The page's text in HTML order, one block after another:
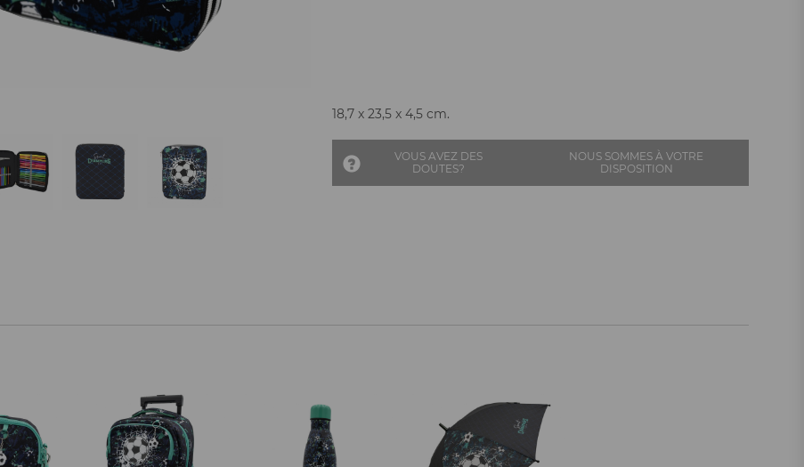
18,7 x 23,5 x 4,5 cm.
VOUS AVEZ DES
DOUTES?
NOUS SOMMES À VOTRE
DISPOSITION